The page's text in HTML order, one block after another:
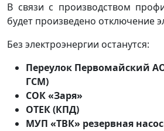
В связи с производством
будет произведено отключение
Без электроэнергии останутся:
Переулок Первомайский
ГСМ)
СОК «Заря»
ОТЕК (КПД)
МУП «ТВК» резервная